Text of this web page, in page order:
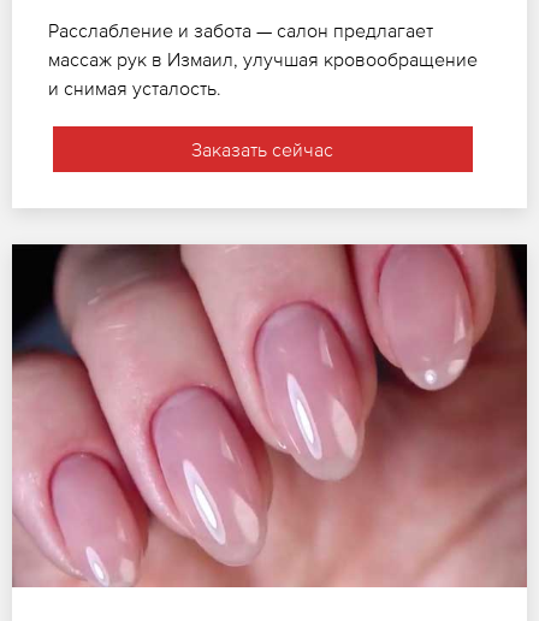
Расслабление и забота — салон предлагает
массаж рук в Измаил, улучшая кровообращение
и снимая усталость.
Заказать сейчас